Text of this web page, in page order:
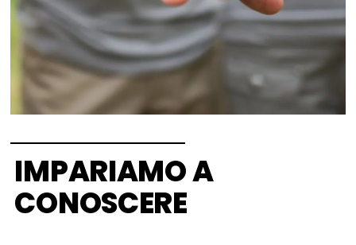
IMPARIAMO A
CONOSCERE